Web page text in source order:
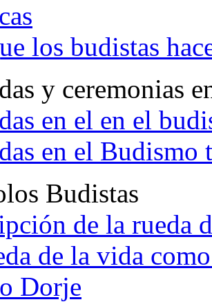
los budistas
y ceremonias
en el en el
en el Budismo
Budistas
de la rueda
de la vida
Dorje